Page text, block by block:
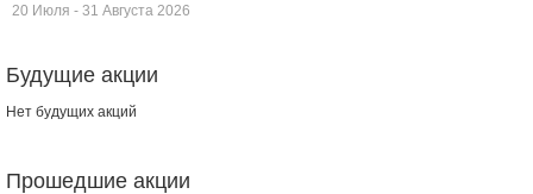
20 Июля - 31 Августа 2026
Будущие акции
Нет будущих акций
Прошедшие акции